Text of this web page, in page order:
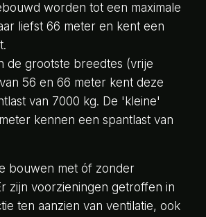
worden tot een maximale
liefst 66 meter en kent een
de grootste breedtes (vrije
56 en 66 meter kent deze
van 7000 kg. De 'kleine'
kennen een spantlast van
bouwen met óf zonder
zijn voorzieningen getroffen in
ten aanzien van ventilatie, ook